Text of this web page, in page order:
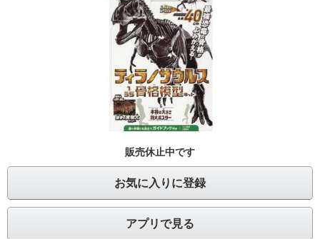
販売休止中です
お気に入りに登録
アプリで見る